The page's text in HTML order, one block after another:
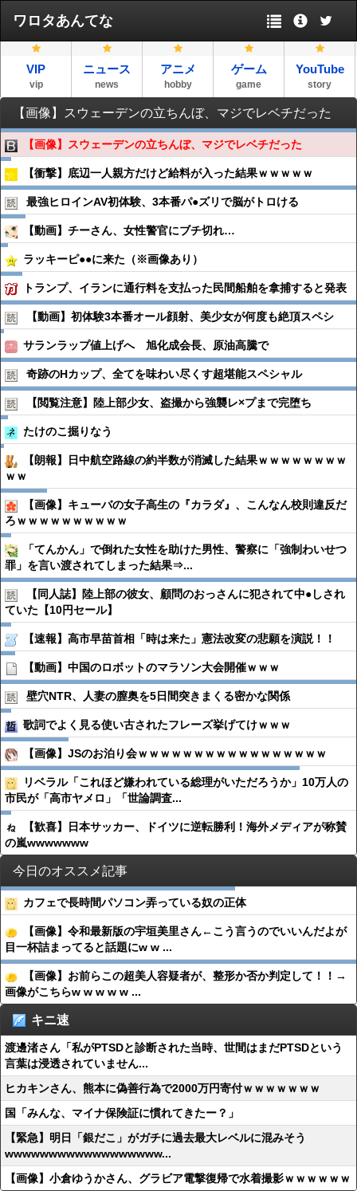
ワロタあんてな
VIP
vip
ニュース
news
アニメ
hobby
ゲーム
game
YouTube
story
【画像】スウェーデンの立ちんぼ、マジでレベチだった
【画像】スウェーデンの立ちんぼ、マジでレベチだった
【衝撃】底辺一人親方だけど給料が入った結果ｗｗｗｗｗ
最強ヒロインAV初体験、3本番パ●︎ズリで脳がトロける
【動画】チーさん、女性警官にブチ切れ…
ラッキーピ●●に来た（※画像あり）
トランプ、イランに通行料を支払った民間船舶を拿捕すると発表
【動画】初体験3本番オール顔射、美少女が何度も絶頂スペシ
サランラップ値上げへ 旭化成会長、原油高騰で
奇跡のHカップ、全てを味わい尽くす超堪能スペシャル
【閲覧注意】陸上部少女、盗撮から強襲レ×プまで完堕ち
たけのこ掘りなう
【朗報】日中航空路線の約半数が消滅した結果ｗｗｗｗｗｗｗｗ
ｗｗ
【画像】キューバの女子高生の『カラダ』、こんなん校則違反だ
ろｗｗｗｗｗｗｗｗｗｗ
「てんかん」で倒れた女性を助けた男性、警察に「強制わいせつ
罪」を言い渡されてしまった結果⇒...
【同人誌】陸上部の彼女、顧問のおっさんに犯されて中●︎しされ
ていた【10円セール】
【速報】高市早苗首相「時は来た」憲法改変の悲願を演説！！
【動画】中国のロボットのマラソン大会開催ｗｗｗ
壁穴NTR、人妻の膣奥を5日間突きまくる密かな関係
歌詞でよく見る使い古されたフレーズ挙げてけｗｗｗ
【画像】JSのお泊り会ｗｗｗｗｗｗｗｗｗｗｗｗｗｗｗｗｗ
リベラル「これほど嫌われている総理がいただろうか」10万人の
市民が「高市ヤメロ」「世論調査...
【歓喜】日本サッカー、ドイツに逆転勝利！海外メディアが称賛
の嵐wwwwwww
今日のオススメ記事
カフェで長時間パソコン弄っている奴の正体
【画像】令和最新版の宇垣美里さん←こう言うのでいいんだよが
目一杯詰まってると話題にw w ...
【画像】お前らこの超美人容疑者が、整形か否か判定して！！→
画像がこちらw w w w w ...
キニ速
渡邊渚さん「私がPTSDと診断された当時、世間はまだPTSDという
言葉は浸透されていません...
ヒカキンさん、熊本に偽善行為で2000万円寄付ｗｗｗｗｗｗｗ
国「みんな、マイナ保険証に慣れてきたー？」
【緊急】明日「銀だこ」がガチに過去最大レベルに混みそう
wwwwwwwwwwwwwwwwww...
【画像】小倉ゆうかさん、グラビア電撃復帰で水着撮影ｗｗｗｗｗｗ